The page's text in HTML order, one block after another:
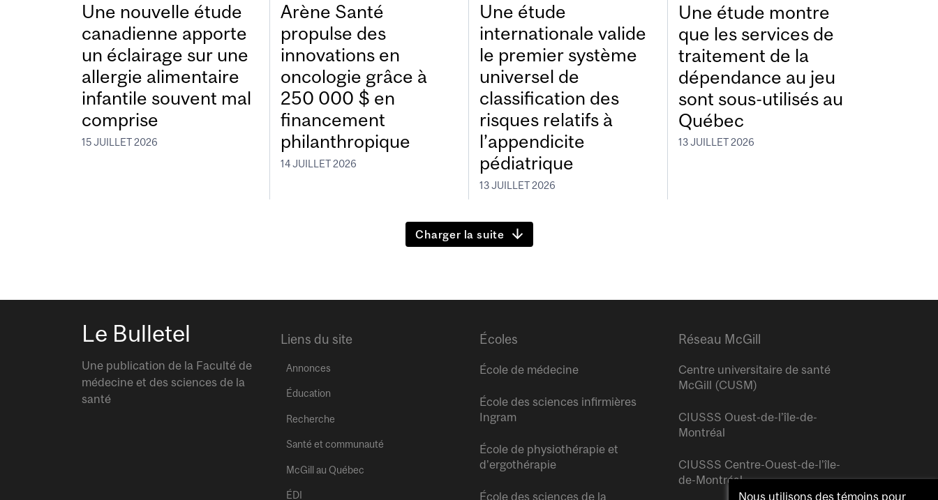
Une nouvelle étude
canadienne apporte
un éclairage sur une
allergie alimentaire
infantile souvent mal
comprise
15 JUILLET 2026
Arène Santé
propulse des
innovations en
oncologie grâce à
250 000 $ en
financement
philanthropique
14 JUILLET 2026
Une étude
internationale valide
le premier système
universel de
classification des
risques relatifs à
l’appendicite
pédiatrique
13 JUILLET 2026
Une étude montre
que les services de
traitement de la
dépendance au jeu
sont sous-utilisés au
Québec
13 JUILLET 2026
Charger la suite
Le Bulletel
Une publication de la Faculté de
médecine et des sciences de la
santé
Liens du site
Annonces
Éducation
Recherche
Santé et communauté
McGill au Québec
ÉDI
Écoles
École de médecine
École des sciences infirmières
Ingram
École de physiothérapie et
d’ergothérapie
École des sciences de la
Réseau McGill
Centre universitaire de santé
McGill (CUSM)
CIUSSS Ouest-de-l’île-de-
Montréal
CIUSSS Centre-Ouest-de-l’île-
de-Montréal
Nous utilisons des témoins pour